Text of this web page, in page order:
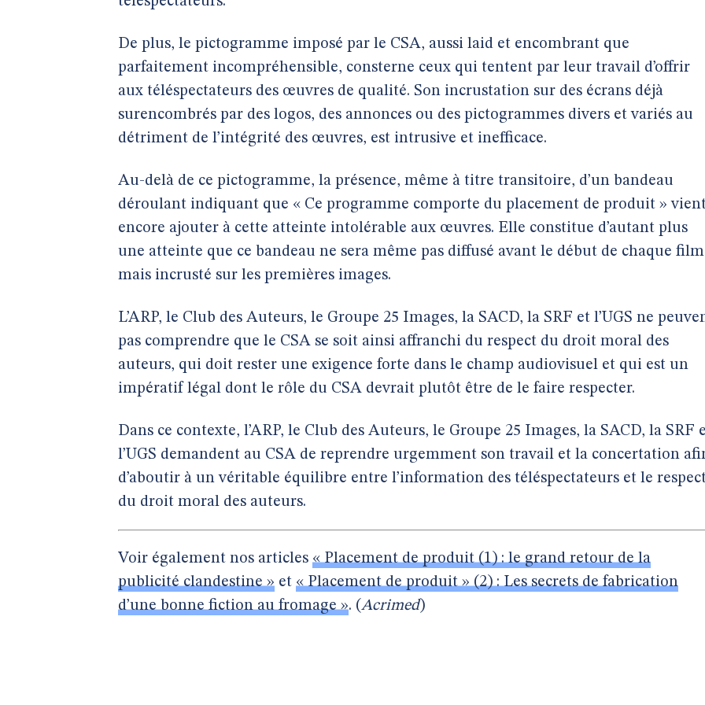
De plus, le pictogramme imposé par le CSA, aussi laid et encombrant que
parfaitement incompréhensible, consterne ceux qui tentent par leur travail d’offrir
aux téléspectateurs des œuvres de qualité. Son incrustation sur des écrans déjà
surencombrés par des logos, des annonces ou des pictogrammes divers et variés au
détriment de l’intégrité des œuvres, est intrusive et inefficace.
Au-delà de ce pictogramme, la présence, même à titre transitoire, d’un bandeau
déroulant indiquant que « Ce programme comporte du placement de produit »
encore ajouter à cette atteinte intolérable aux œuvres. Elle constitue d’autant plus
une atteinte que ce bandeau ne sera même pas diffusé avant le début de chaque film
mais incrusté sur les premières images.
L’ARP, le Club des Auteurs, le Groupe 25 Images, la SACD, la SRF et l’UGS ne
pas comprendre que le CSA se soit ainsi affranchi du respect du droit moral des
auteurs, qui doit rester une exigence forte dans le champ audiovisuel et qui est un
impératif légal dont le rôle du CSA devrait plutôt être de le faire respecter.
Dans ce contexte, l’ARP, le Club des Auteurs, le Groupe 25 Images, la SACD, la SRF
l’UGS demandent au CSA de reprendre urgemment son travail et la concertation
d’aboutir à un véritable équilibre entre l’information des téléspectateurs et le
du droit moral des auteurs.
Voir également nos articles « Placement de produit (1) : le grand retour de la
publicité clandestine » et « Placement de produit » (2) : Les secrets de fabrication
d’une bonne fiction au fromage ». (Acrimed)